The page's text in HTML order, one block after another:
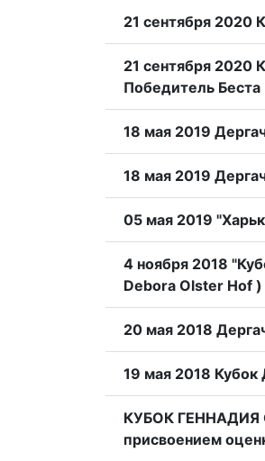
21 сентября 2020
21 сентября 2020
Победитель Беста
18 мая 2019
18 мая 2019
05 мая 2019
4 ноября 2018
Debora Olster Hof )
20 мая 2018
19 мая 2018
КУБОК ГЕННАДИЯ
присвоением